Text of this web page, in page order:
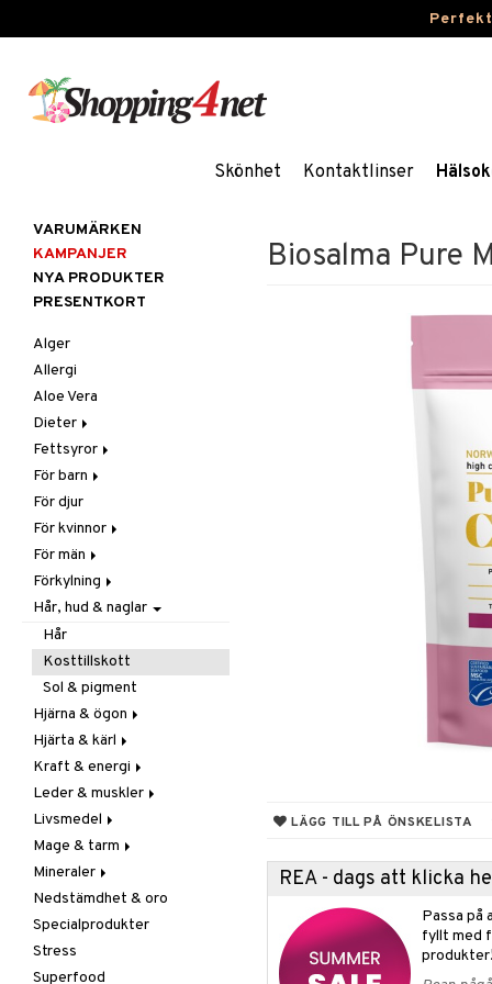
Skönhet Kontaktlinser
Biosalma Pure
LÄGG TILL PÅ ÖNSKELISTA
REA - dags att klicka
Passa på
fyllt med
produkter!
VARUMÄRKEN
KAMPANJER
NYA PRODUKTER
PRESENTKORT
Alger
Allergi
Aloe Vera
Dieter
Glutenintolerans
LCHF
Raw Food
Fettsyror
Marina fettsyror
Veg fettsyror
För barn
Fettsyror
Hudvård
Vitamin & mineral
För djur
För kvinnor
Graviditet & amning
Klimakterie & PMS
Näringstillskott
Övriga
Sex & lust
Skelett
Urinvägar
För män
Näringstillskott
Övriga
Prostata
Sex & lust
Förkylning
C-vitamin
Förebyggande &
lindrande
Hostdämpande
Öron, näsa & hals
Övriga
Virushämmande
Vitlök
Hår, hud & naglar
Hår
Kosttillskott
Sol & pigment
Hjärna & ögon
Fettsyror
Minne
Ögon
Hjärta & kärl
Ginkgo biloba
Kärlstärkande
Kolesterolsänkande
Marina fettsyror
Veg fettsyror
Kraft & energi
Ginseng
Övriga
Prestation
Q-10
Rosenrot
Schizandra
Leder & muskler
Kosttillskott
Utvärtes
Livsmedel
Bars
Choklad
Diverse
Drycker
Förvaring
Frukt, frö & nötter
Mage & tarm
Drycker
Fibrer
Matsmältning
Syrareglerande
Tarm
Mineraler
Järn
Kalcium
Krom
Magnesium
Nedstämdhet & oro
Specialprodukter
Stress
Superfood